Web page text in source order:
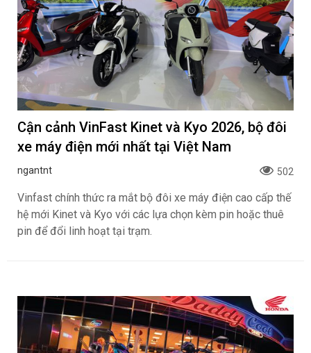
Cận cảnh VinFast Kinet và Kyo 2026, bộ đôi
xe máy điện mới nhất tại Việt Nam
ngantnt 502
Vinfast chính thức ra mắt bộ đôi xe máy điện cao cấp thế
hệ mới Kinet và Kyo với các lựa chọn kèm pin hoặc thuê
pin để đổi linh hoạt tại trạm.